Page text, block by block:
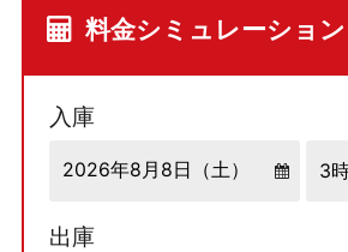
料金シミュレーション
入庫
出庫